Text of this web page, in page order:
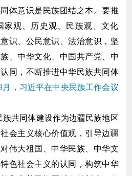
体意识是民族团结之本。要推
家观、历史观、民族观、文化
识、公民意识、法治意识，坚
、中华文化、中国共产党、中
同，不断推进中华民族共同体
习近平在中央民族工作会议
共同体建设作为边疆民族地区
会主义核心价值观，引导边疆
伟大祖国、中华民族、中华文
色社会主义的认同，构筑中华